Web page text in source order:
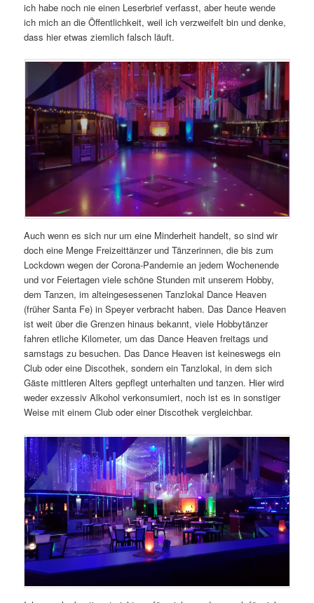
ich habe noch nie einen Leserbrief verfasst, aber heute wende
ich mich an die Öffentlichkeit, weil ich verzweifelt bin und denke,
dass hier etwas ziemlich falsch läuft.
Auch wenn es sich nur um eine Minderheit handelt, so sind wir
doch eine Menge Freizeittänzer und Tänzerinnen, die bis zum
Lockdown wegen der Corona-Pandemie an jedem Wochenende
und vor Feiertagen viele schöne Stunden mit unserem Hobby,
dem Tanzen, im alteingesessenen Tanzlokal Dance Heaven
(früher Santa Fe) in Speyer verbracht haben. Das Dance Heaven
ist weit über die Grenzen hinaus bekannt, viele Hobbytänzer
fahren etliche Kilometer, um das Dance Heaven freitags und
samstags zu besuchen. Das Dance Heaven ist keineswegs ein
Club oder eine Discothek, sondern ein Tanzlokal, in dem sich
Gäste mittleren Alters gepflegt unterhalten und tanzen. Hier wird
weder exzessiv Alkohol verkonsumiert, noch ist es in sonstiger
Weise mit einem Club oder einer Discothek vergleichbar.